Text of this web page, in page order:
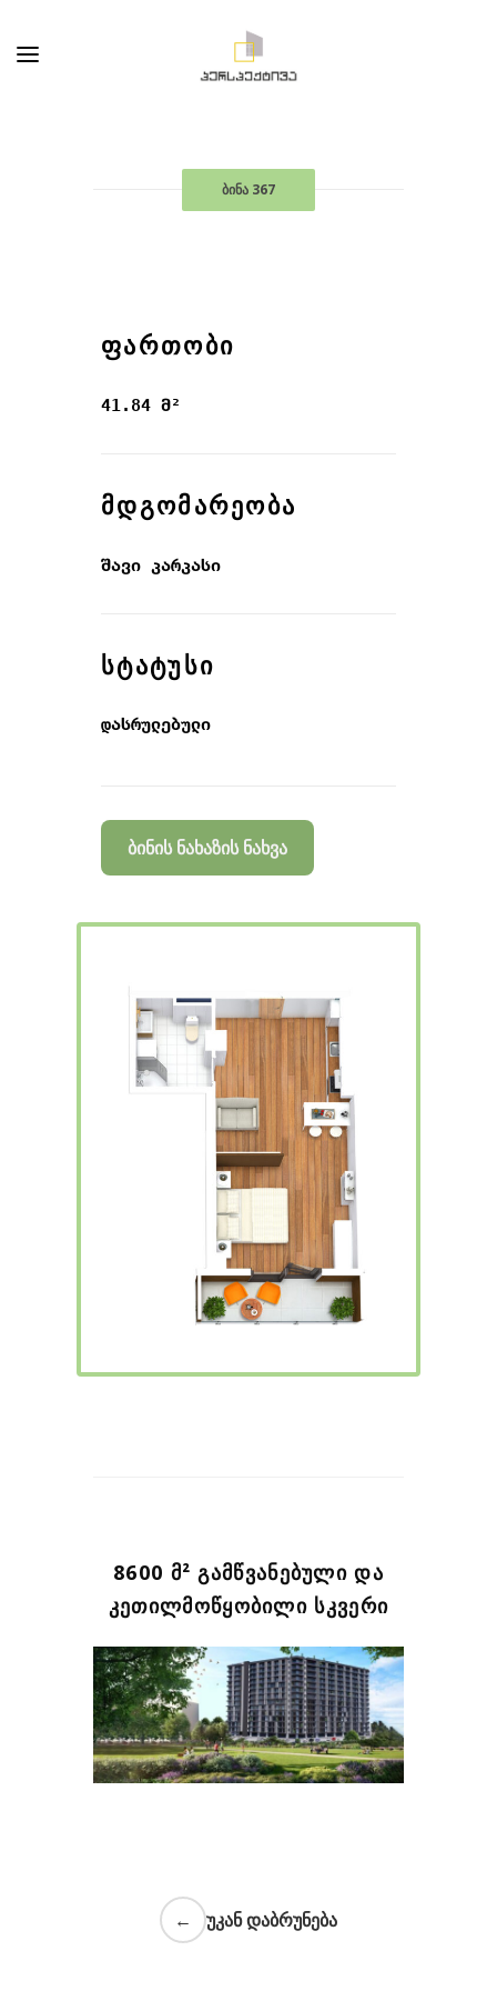
ბინა 367
ᲤᲐᲠᲗᲝᲑᲘ
41.84 მ²
ᲛᲓᲒᲝᲛᲐᲠᲔᲝᲑᲐ
შავი კარკასი
ᲡᲢᲐᲢᲣᲡᲘ
დასრულებული
ბინის ნახაზის ნახვა
8600 Მ² ᲒᲐᲛᲬᲕᲐᲜᲔᲑᲣᲚᲘ ᲓᲐ
ᲙᲔᲗᲘᲚᲛᲝᲬᲧᲝᲑᲘᲚᲘ ᲡᲙᲕᲔᲠᲘ
← უკან დაბრუნება